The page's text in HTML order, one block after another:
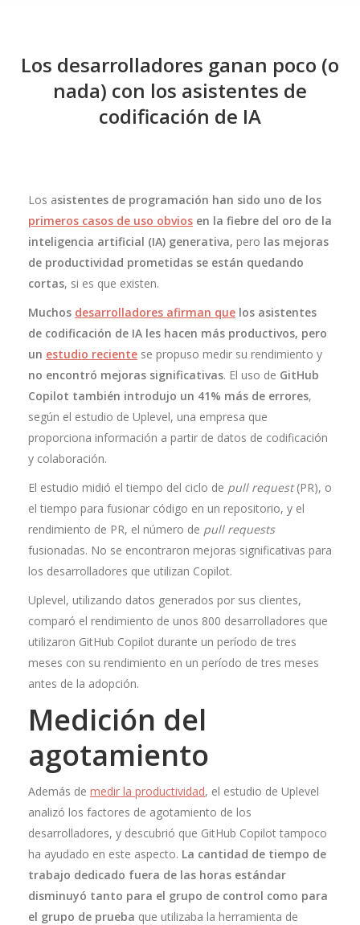
Los desarrolladores ganan poco (o
nada) con los asistentes de
codificación de IA
Los asistentes de programación han sido uno de los
primeros casos de uso obvios en la fiebre del oro de la
inteligencia artificial (IA) generativa, pero las mejoras
de productividad prometidas se están quedando
cortas, si es que existen.
Muchos desarrolladores afirman que los asistentes
de codificación de IA les hacen más productivos, pero
un estudio reciente se propuso medir su rendimiento y
no encontró mejoras significativas. El uso de GitHub
Copilot también introdujo un 41% más de errores,
según el estudio de Uplevel, una empresa que
proporciona información a partir de datos de codificación
y colaboración.
El estudio midió el tiempo del ciclo de pull request(PR), o
el tiempo para fusionar código en un repositorio, y el
rendimiento de PR, el número de pull requests
fusionadas. No se encontraron mejoras significativas para
los desarrolladores que utilizan Copilot.
Uplevel, utilizando datos generados por sus clientes,
comparó el rendimiento de unos 800 desarrolladores que
utilizaron GitHub Copilot durante un período de tres
meses con su rendimiento en un período de tres meses
antes de la adopción.
Medición del
agotamiento
Además de medir la productividad, el estudio de Uplevel
analizó los factores de agotamiento de los
desarrolladores, y descubrió que GitHub Copilot tampoco
ha ayudado en este aspecto. La cantidad de tiempo de
trabajo dedicado fuera de las horas estándar
disminuyó tanto para el grupo de control como para
el grupo de prueba que utilizaba la herramienta de